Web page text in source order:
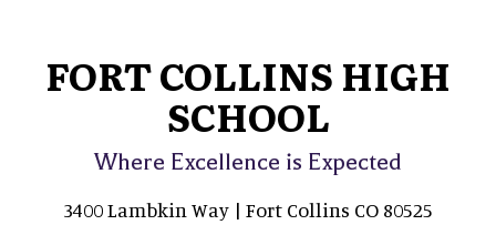
FORT COLLINS HIGH
SCHOOL
Where Excellence is Expected
3400 Lambkin Way | Fort Collins CO 80525